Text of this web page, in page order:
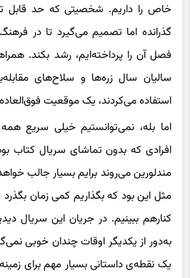
خاص را داریم. شخصیتی که حد قابل
گذرانده اما تصمیم می‌گیرد تا در
فصل آن را پرداخته‌ایم، رشد بکند.
سالیان سال زره‌ها و سلاح‌های
استفاده می‌کردند، یک موقعیت
اما بله، نمی‌توانستیم خیلی سریع
افرادی که بدون تماشای سریال کتاب
مندلورین می‌روند برایم بسیار جالب
مثل این بود که بگذاریم کمی زمان بگذرد
کنارهم ببینیم. در جریان این سریال
به‌دور از یکدیگر اوقات چندان خوبی
یک نقطه‌ی داستانی بسیار مهم برای